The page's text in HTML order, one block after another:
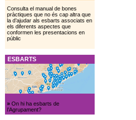
Consulta el manual de bones
pràctiques que no és cap altra que
la d’ajudar als esbarts associats en
els diferents aspectes que
conformen les presentacions en
públic
ESBARTS
»On hi ha esbarts de
l’Agrupament?